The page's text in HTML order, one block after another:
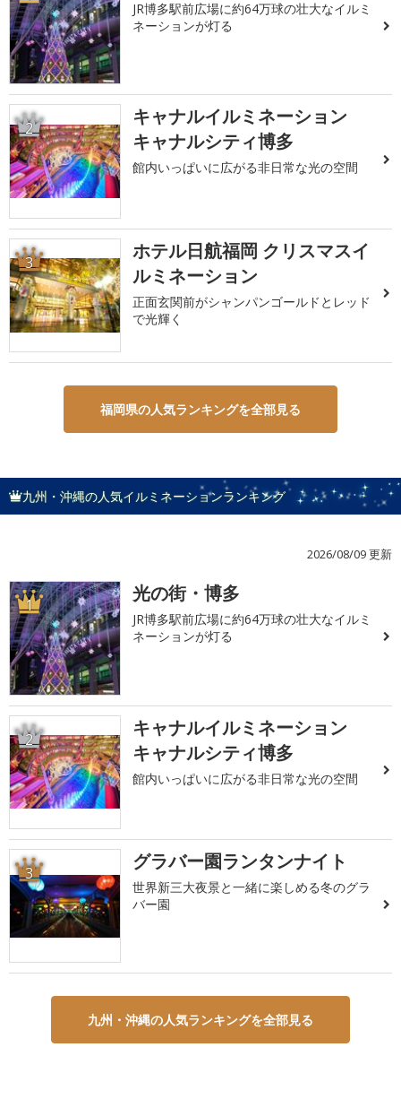
JR博多駅前広場に約64万球の壮大なイルミ
ネーションが灯る
2
キャナルイルミネーション
キャナルシティ博多
館内いっぱいに広がる非日常な光の空間
3
ホテル日航福岡 クリスマスイ
ルミネーション
正面玄関前がシャンパンゴールドとレッド
で光輝く
福岡県の人気ランキングを全部見る
九州・沖縄の人気イルミネーションランキング
2026/08/09 更新
1 光の街・博多
JR博多駅前広場に約64万球の壮大なイルミ
ネーションが灯る
2
キャナルイルミネーション
キャナルシティ博多
館内いっぱいに広がる非日常な光の空間
3 グラバー園ランタンナイト
世界新三大夜景と一緒に楽しめる冬のグラ
バー園
九州・沖縄の人気ランキングを全部見る